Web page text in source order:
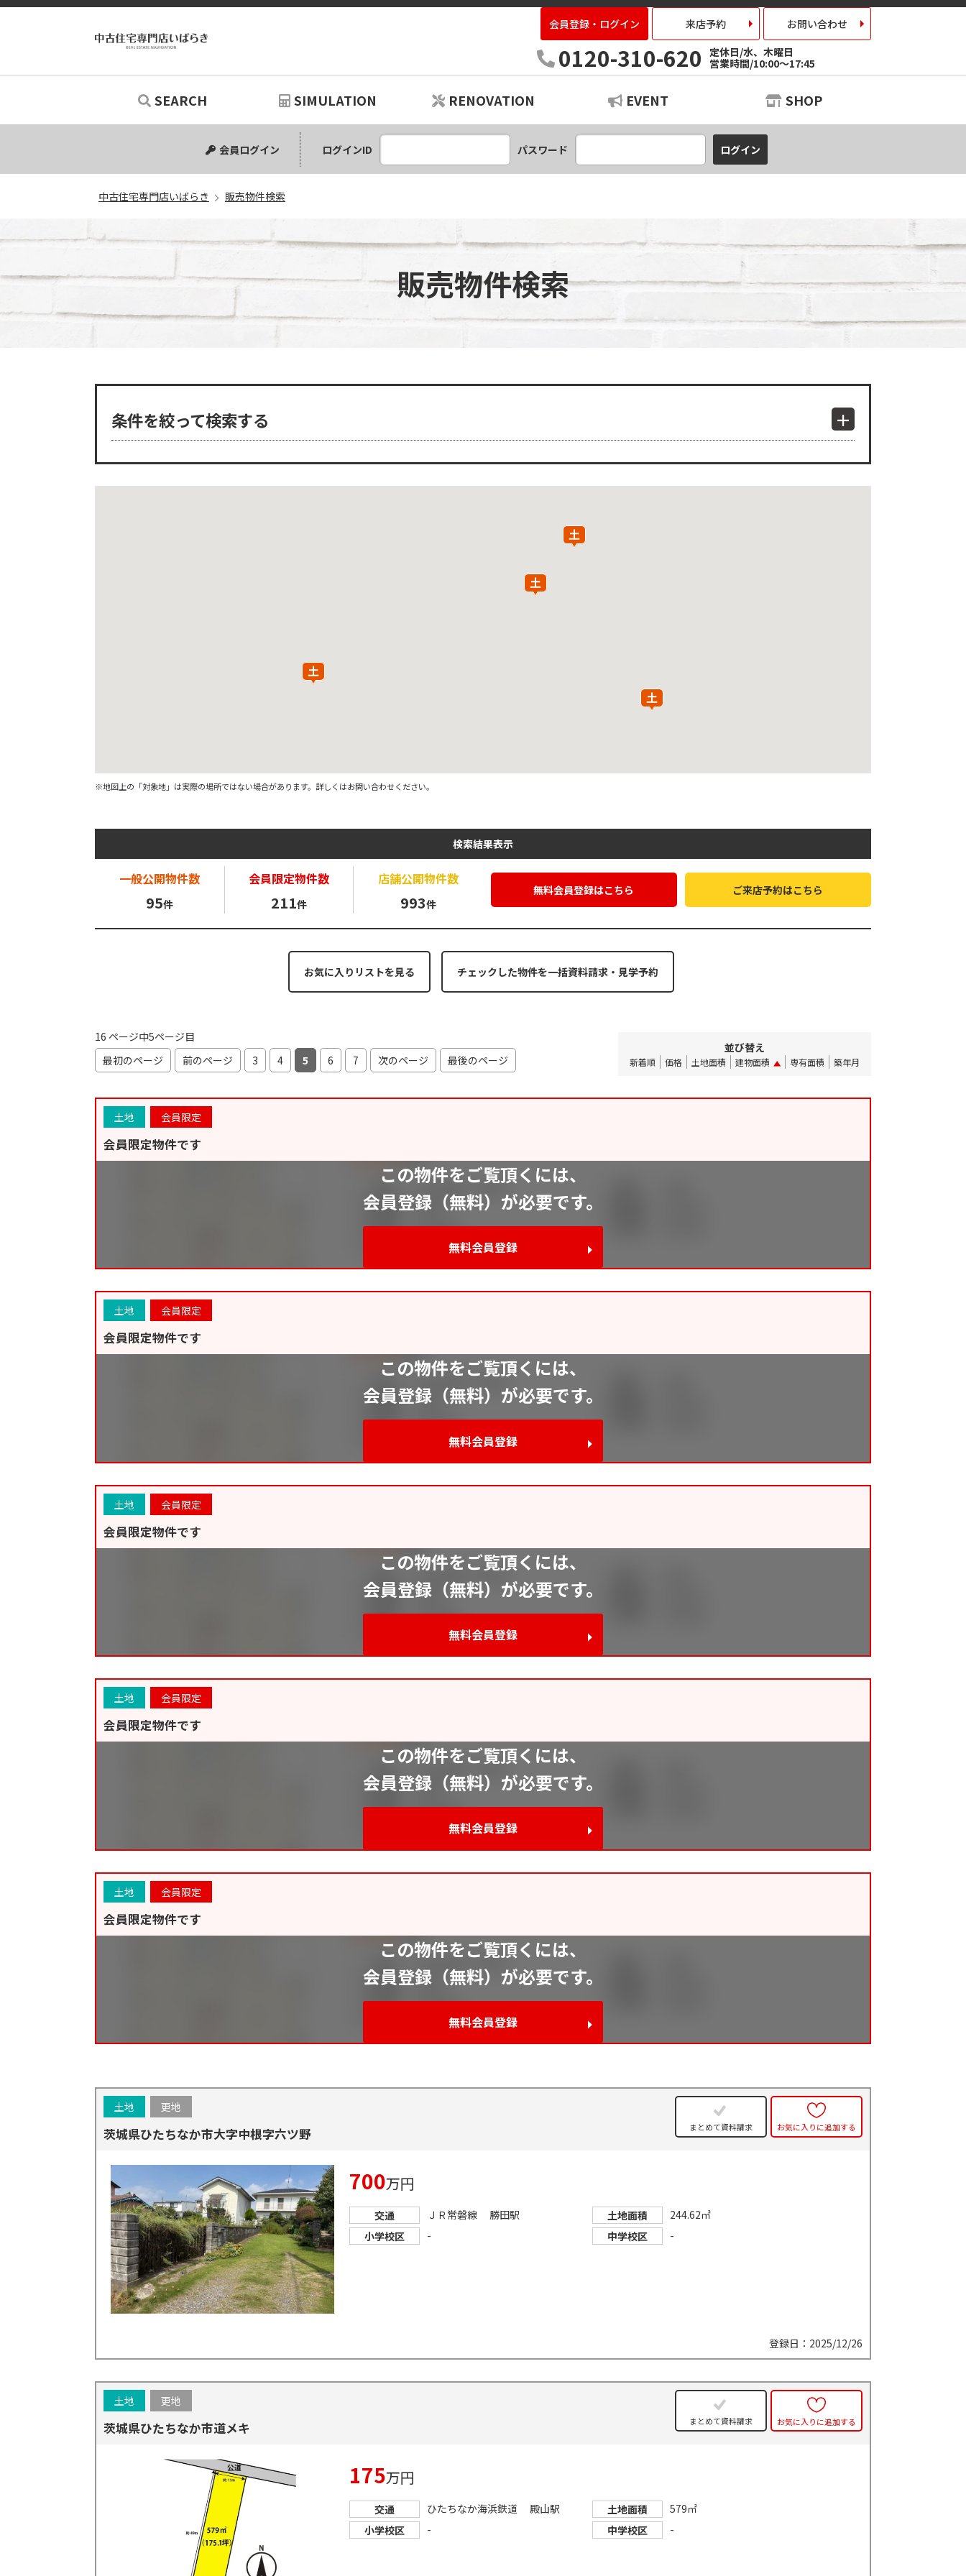
会員登録・ログイン 来店予約 お問い合わせ
0120-310-620 定休日/水、木曜日
営業時間/10:00～17:45
SEARCH
中古一戸建て
中古マンション
土地
新築一戸建て
SIMULATION
シミュレーション
リノベーションプラン
RENOVATION EVENT SHOP
会員ログイン ログインID パスワード
中古住宅専門店いばらき 販売物件検索
販売物件検索
条件を絞って検索する
※地図上の「対象地」は実際の場所ではない場合があります。詳しくはお問い合わせください。
検索結果表示
一般公開物件数
95件
会員限定物件数
211件
店舗公開物件数
993件
無料会員登録はこちら ご来店予約はこちら
お気に入りリストを見る
16 ページ中5ページ目
最初のページ
前のページ 3 4 5 6 7 次のページ 最後のページ
並び替え
新着順 価格 土地面積 建物面積 専有面積 築年月
土地 会員限定
会員限定物件です
この物件をご覧頂くには、
会員登録（無料）が必要です。
無料会員登録
土地 会員限定
会員限定物件です
この物件をご覧頂くには、
会員登録（無料）が必要です。
無料会員登録
土地 会員限定
会員限定物件です
この物件をご覧頂くには、
会員登録（無料）が必要です。
無料会員登録
土地 会員限定
会員限定物件です
この物件をご覧頂くには、
会員登録（無料）が必要です。
無料会員登録
土地 会員限定
会員限定物件です
この物件をご覧頂くには、
会員登録（無料）が必要です。
無料会員登録
土地 更地
茨城県ひたちなか市大字中根字六ツ野 まとめて資料請求 お気に入りに追加する
700万円
交通 ＪＲ常磐線 勝田駅 土地面積
244.62㎡
小学校区
- 中学校区 -
登録日：2025/12/26
土地 更地
茨城県ひたちなか市道メキ まとめて資料請求 お気に入りに追加する
175万円
交通 ひたちなか海浜鉄道 殿山駅 土地面積
579㎡
小学校区
- 中学校区 -